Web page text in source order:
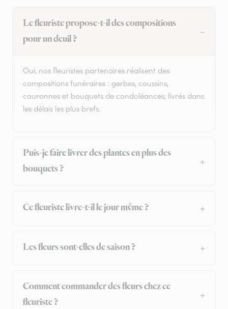
Le fleuriste propose-t-il des compositions
pour un deuil ?
Oui, nos fleuristes partenaires réalisent des
compositions funéraires : gerbes, coussins,
couronnes et bouquets de condoléances, livrés dans
les délais les plus brefs.
Puis-je faire livrer des plantes en plus des
bouquets ?
Ce fleuriste livre-t-il le jour même ?
Les fleurs sont-elles de saison ?
Comment commander des fleurs chez ce
fleuriste ?